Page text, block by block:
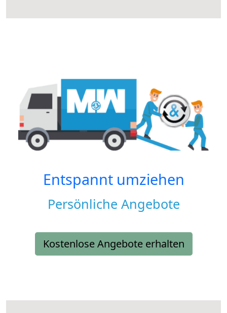
Entspannt umziehen
Persönliche Angebote
Kostenlose Angebote erhalten